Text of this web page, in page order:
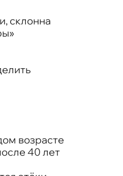
склонна
возрасте
40 лет